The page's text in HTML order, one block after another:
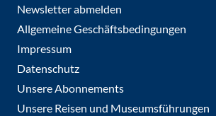
Newsletter abmelden
Allgemeine Geschäftsbedingungen
Impressum
Datenschutz
Unsere Abonnements
Unsere Reisen und Museumsführungen